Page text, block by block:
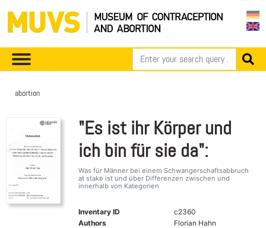
abortion
"Es ist ihr Körper und
ich bin für sie da":
Was für Männer bei einem Schwangerschaftsabbruch
at stake ist und über Differenzen zwischen und
innerhalb von Kategorien
Inventary ID
c2360
Authors
Florian Hahn